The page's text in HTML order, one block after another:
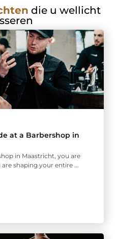
die u wellicht
at a Barbershop in
in Maastricht, you are
shaping your entire ...